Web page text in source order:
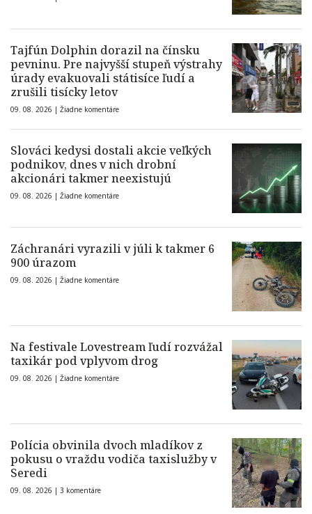
Tajfún Dolphin dorazil na čínsku
pevninu. Pre najvyšší stupeň výstrahy
úrady evakuovali státisíce ľudí a
zrušili tisícky letov
09. 08. 2026 | Žiadne komentáre
Slováci kedysi dostali akcie veľkých
podnikov, dnes v nich drobní
akcionári takmer neexistujú
09. 08. 2026 | Žiadne komentáre
Záchranári vyrazili v júli k takmer 6
900 úrazom
09. 08. 2026 | Žiadne komentáre
Na festivale Lovestream ľudí rozvážal
taxikár pod vplyvom drog
09. 08. 2026 | Žiadne komentáre
Polícia obvinila dvoch mladíkov z
pokusu o vraždu vodiča taxislužby v
Seredi
09. 08. 2026 | 3 komentáre